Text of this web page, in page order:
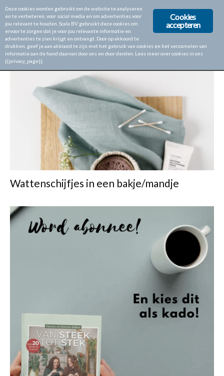
Home Tags Wattenschijfjes
TAG: WATTENSCHIJFJES
Wattenschijfjes in een bakje/mandje
Cookies
accepteren
Deze cookies worden gebruikt om de website te analyseren
en te verbeteren, voor social media en om advertenties voor
jou relevant te houden. Scala BV gebruikt deze cookies om
ervoor te zorgen dat je voor jou relevante informatie en
advertenties te zien krijgt en ontvangt. Door op akkoord te
drukken, geef je aan akkoord te zijn met het gebruik van cookies en het verzamelen van
informatie aan de hand daarvan door ons en door derden. Lees meer over cookies in ons
{{privacy_page}}.